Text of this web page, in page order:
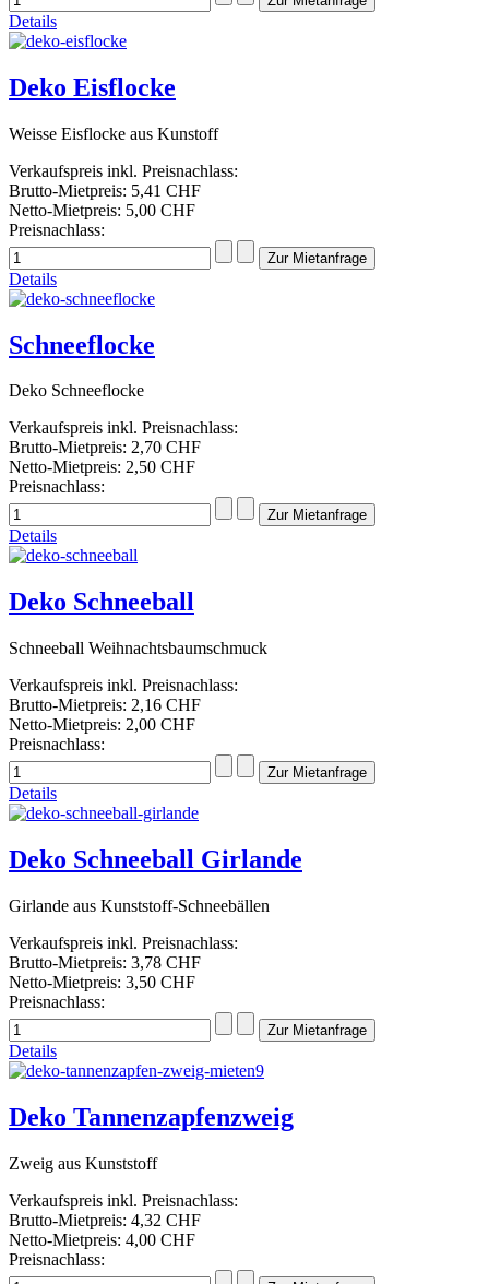
Details
Deko Eisflocke
Weisse Eisflocke aus Kunstoff
Verkaufspreis inkl. Preisnachlass:
Brutto-Mietpreis: 5,41 CHF
Netto-Mietpreis: 5,00 CHF
Preisnachlass:
Details
Schneeflocke
Deko Schneeflocke
Verkaufspreis inkl. Preisnachlass:
Brutto-Mietpreis: 2,70 CHF
Netto-Mietpreis: 2,50 CHF
Preisnachlass:
Details
Deko Schneeball
Schneeball Weihnachtsbaumschmuck
Verkaufspreis inkl. Preisnachlass:
Brutto-Mietpreis: 2,16 CHF
Netto-Mietpreis: 2,00 CHF
Preisnachlass:
Details
Deko Schneeball Girlande
Girlande aus Kunststoff-Schneebällen
Verkaufspreis inkl. Preisnachlass:
Brutto-Mietpreis: 3,78 CHF
Netto-Mietpreis: 3,50 CHF
Preisnachlass:
Details
Deko Tannenzapfenzweig
Zweig aus Kunststoff
Verkaufspreis inkl. Preisnachlass:
Brutto-Mietpreis: 4,32 CHF
Netto-Mietpreis: 4,00 CHF
Preisnachlass: